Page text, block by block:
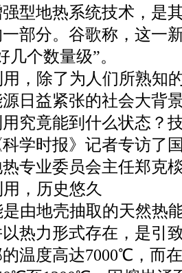
型地热系统技术，是
部分。谷歌称，这一
几个数量级”。
除了为人们所熟知
日益紧张的社会大背
究竟能到什么状态？
学时报》记者专访了
专业委员会主任郑克
，历史悠久
地壳抽取的天然热
热力形式存在，是引
温度高达7000℃，而